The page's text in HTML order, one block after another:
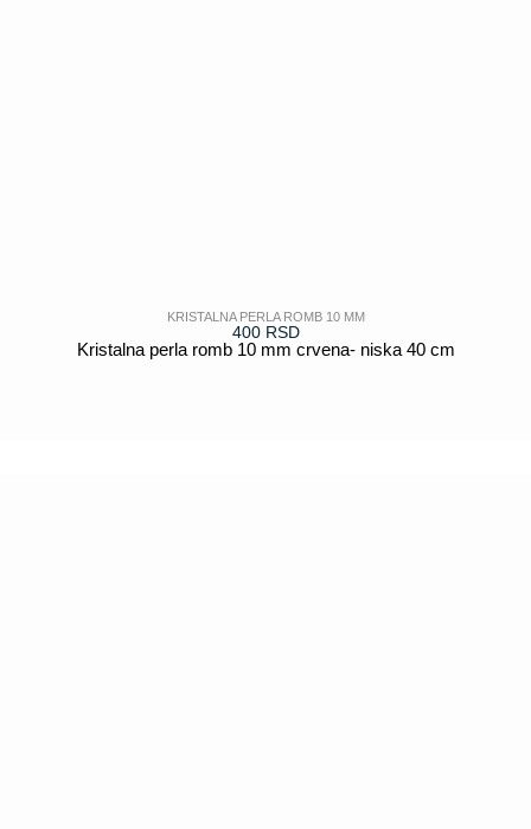
KRISTALNA PERLA ROMB 10 MM
400 RSD
Kristalna perla romb 10 mm crvena- niska 40 cm